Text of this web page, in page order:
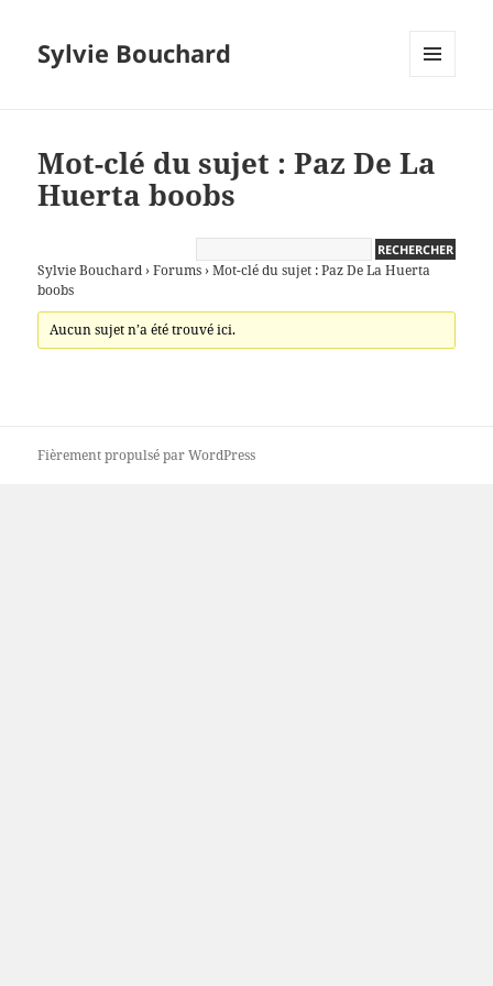
Sylvie Bouchard
Mot-clé du sujet : Paz De La
Huerta boobs
Sylvie Bouchard › Forums › Mot-clé du sujet : Paz De La Huerta
boobs
Aucun sujet n’a été trouvé ici.
Fièrement propulsé par WordPress